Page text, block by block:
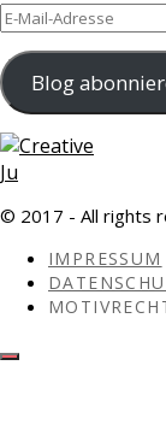
E-
Mail-
Adresse
Blog
© 2017 - All rights
IMPRESSUM